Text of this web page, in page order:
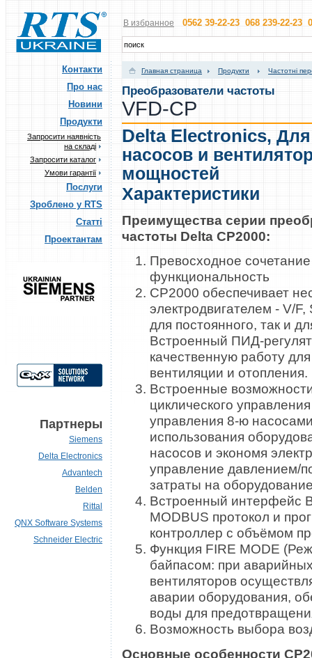
В избранное 0562 39-22-23 068 239-22-23
Контакти
Про нас
Новини
Продукти
Запросити наявність
на складі
Запросити каталог
Умови гарантії
Послуги
Зроблено у RTS
Статті
Проектантам
Партнеры
Siemens
Delta Electronics
Advantech
Belden
Rittal
QNX Software Systems
Schneider Electric
Главная страница Продукти Частотні
Преобразователи частоты
VFD-CP
Delta Electronics, Для
насосов и
мощностей
Характеристики
Преимущества серии
частоты Delta CP2000:
Превосходное
функциональность
CP2000 обеспечивает
электродвигателем - V/
для постоянного, так и
Встроенный ПИД-
качественную работу
вентиляции и отопления.
Встроенные
циклического
управления 8-ю
использования
насосов и экономя
управление давлением/
затраты на
Встроенный интерфейс
MODBUS протокол и
контроллер с объёмом
Функция FIRE MODE
байпасом: при
вентиляторов
аварии оборудования,
воды для
Возможность выбора
Основные особенности